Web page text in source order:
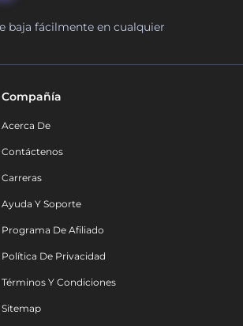
baja fácilmente en cualquier
Compañía
Acerca De
Contáctenos
Carreras
Ayuda Y Soporte
Programa De Afiliado
Política De Privacidad
Términos Y Condiciones
Sitemap